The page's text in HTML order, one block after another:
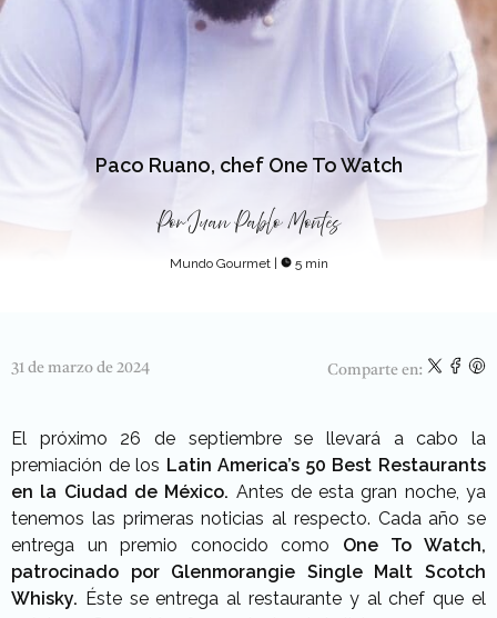
Paco Ruano, chef One To Watch
PorJuan Pablo Montes
Mundo Gourmet | 5 min
31 de marzo de 2024 Comparte en:
El próximo 26 de septiembre se llevará a cabo la
premiación de los Latin America’s 50 Best Restaurants
en la Ciudad de México. Antes de esta gran noche, ya
tenemos las primeras noticias al respecto. Cada año se
entrega un premio conocido como One To Watch,
patrocinado por Glenmorangie Single Malt Scotch
Whisky. Éste se entrega al restaurante y al chef que el